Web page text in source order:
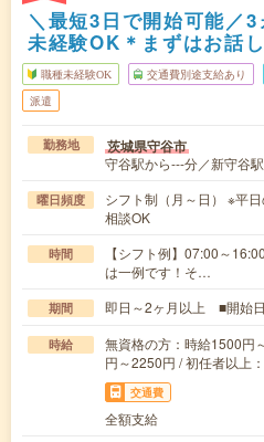
＼最短3日で開始可能／3
未経験OK＊まずはお話
職種未経験OK 交通費別途支給あり
派遣
勤務地 茨城県守谷市
守谷駅から---分／新守谷
曜日頻度
シフト制（月～日） ※平
相談OK
時間
【シフト例】07:00～
は一例です！そ…
期間 即日～2ヶ月以上 ■開始日
時給
無資格の方：時給1500円
円～2250円 / 初任者以上
交通費
全額支給